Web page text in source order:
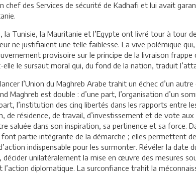
chef des Services de sécurité de Kadhafi et lui avait
la Tunisie, la Mauritanie et l’Egypte ont livré tour à tour
ne justifiaient une telle faiblesse. La vive polémique
provisoire sur le principe de la livraison frappe
le sursaut moral qui, du fond de la nation, traduit
l’Union du Maghreb Arabe trahit un échec d’un
Maghreb est double : d’une part, l’organisation d’un
l’institution des cinq libertés dans les rapports entre
de résidence, de travail, d’investissement et de vote
saluée dans son inspiration, sa pertinence et sa force.
partie intégrante de la démarche ; elles permettent
indispensable pour les surmonter. Révéler la date
décider unilatéralement la mise en œuvre des mesures
diplomatique. La surconfiance trahit la